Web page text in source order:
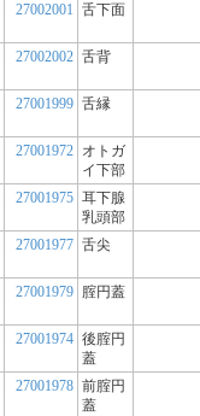
27002001 舌下面
27002002 舌背
27001999 舌縁
27001972 オトガ
イ下部
27001975 耳下腺
乳頭部
27001977 舌尖
27001979 腟円蓋
27001974 後腟円
蓋
27001978 前腟円
蓋